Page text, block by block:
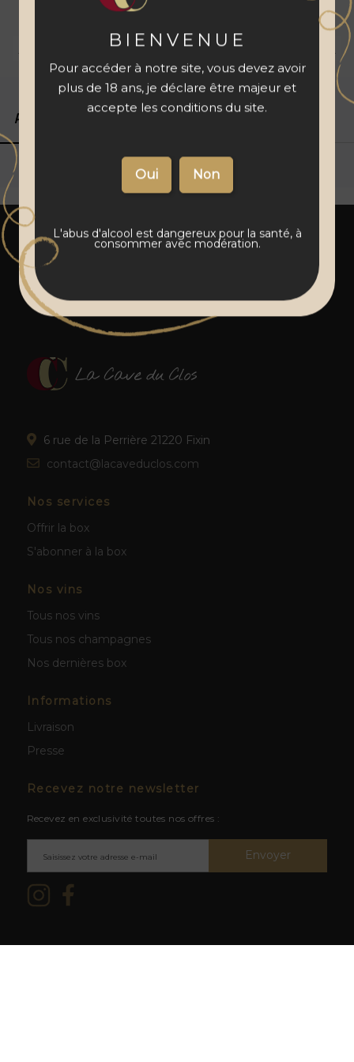
Livraison 48 à 72 h Vins français Paiement sécurisé
Produits associés
6 rue de la Perrière 21220 Fixin
contact@lacaveduclos.com
Nos services
Offrir la box
S'abonner à la box
Nos vins
Tous nos vins
Tous nos champagnes
Nos dernières box
Informations
Livraison
Presse
Recevez notre newsletter
Recevez en exclusivité toutes nos offres :
Envoyer
BIENVENUE
Pour accéder à notre site, vous devez avoir
plus de 18 ans, je déclare être majeur et
accepte les conditions du site.
L'abus d'alcool est dangereux pour la santé, à
consommer avec modération.